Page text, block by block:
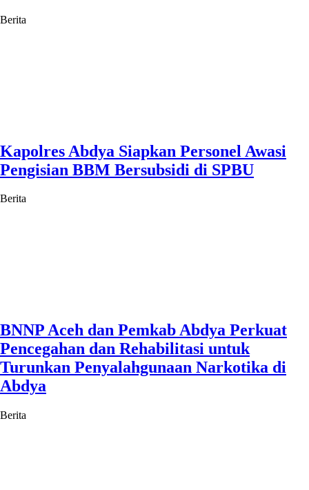
Berita
Kapolres Abdya Siapkan Personel Awasi
Pengisian BBM Bersubsidi di SPBU
Berita
BNNP Aceh dan Pemkab Abdya Perkuat
Pencegahan dan Rehabilitasi untuk
Turunkan Penyalahgunaan Narkotika di
Abdya
Berita